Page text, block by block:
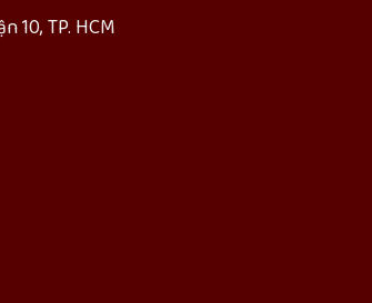
10, TP. HCM